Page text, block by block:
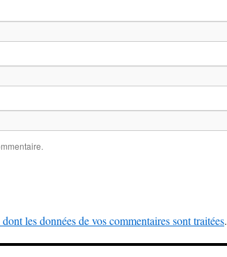
les données de vos commentaires sont traitées.